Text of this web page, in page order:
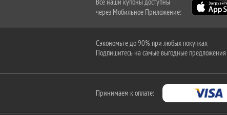
через Мобильное Приложение:
Сэкономьте до 90% при любых покупках
Подпишитесь на самые выгодные предложения
Принимаем к оплате: